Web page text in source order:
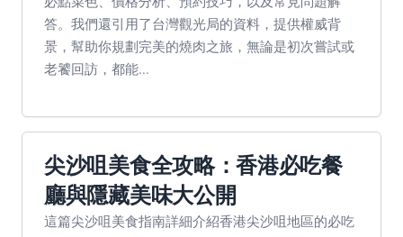
答。我們還引用了台灣觀光局的資料，提供權威背
景，幫助你規劃完美的燒肉之旅，無論是初次嘗試或
老饕回訪，都能...
尖沙咀美食全攻略：香港必吃餐
廳與隱藏美味大公開
這篇尖沙咀美食指南詳細介紹香港尖沙咀地區的必吃